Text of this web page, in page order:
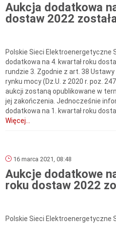
Aukcja dodatkowa
dostaw 2022
Polskie Sieci Elektroenergetyczne
dodatkowa na 4. kwartał roku
rundzie 3. Zgodnie z art. 38 Ustawy
rynku mocy (Dz.U. z 2020 r. poz.
aukcji zostaną opublikowane w
jej zakończenia. Jednocześnie
dodatkowa na 1. kwartał roku
Więcej...
16 marca 2021, 08:48
Aukcje dodatkowe
roku dostaw 2022
Polskie Sieci Elektroenergetyczne